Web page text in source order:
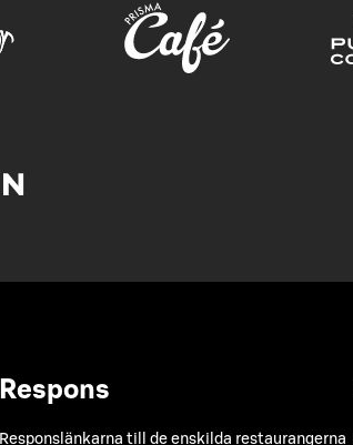
Respons
Responslänkarna till de enskilda restaurangerna